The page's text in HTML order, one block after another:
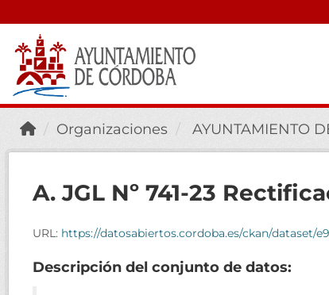
Organizaciones AYUNTAMIENTO
A. JGL Nº 741-23
URL: https://datosabiertos.cordoba.es/ckan/dataset/e9d614fd-da73-
Descripción del conjunto de datos: